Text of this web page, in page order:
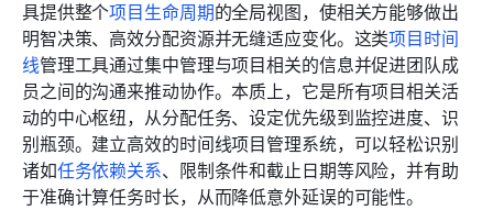
具提供整个项目生命周期的全局视图，使相关方能够做出
明智决策、高效分配资源并无缝适应变化。这类项目时间
线管理工具通过集中管理与项目相关的信息并促进团队成
员之间的沟通来推动协作。本质上，它是所有项目相关活
动的中心枢纽，从分配任务、设定优先级到监控进度、识
别瓶颈。建立高效的时间线项目管理系统，可以轻松识别
诸如任务依赖关系、限制条件和截止日期等风险，并有助
于准确计算任务时长，从而降低意外延误的可能性。